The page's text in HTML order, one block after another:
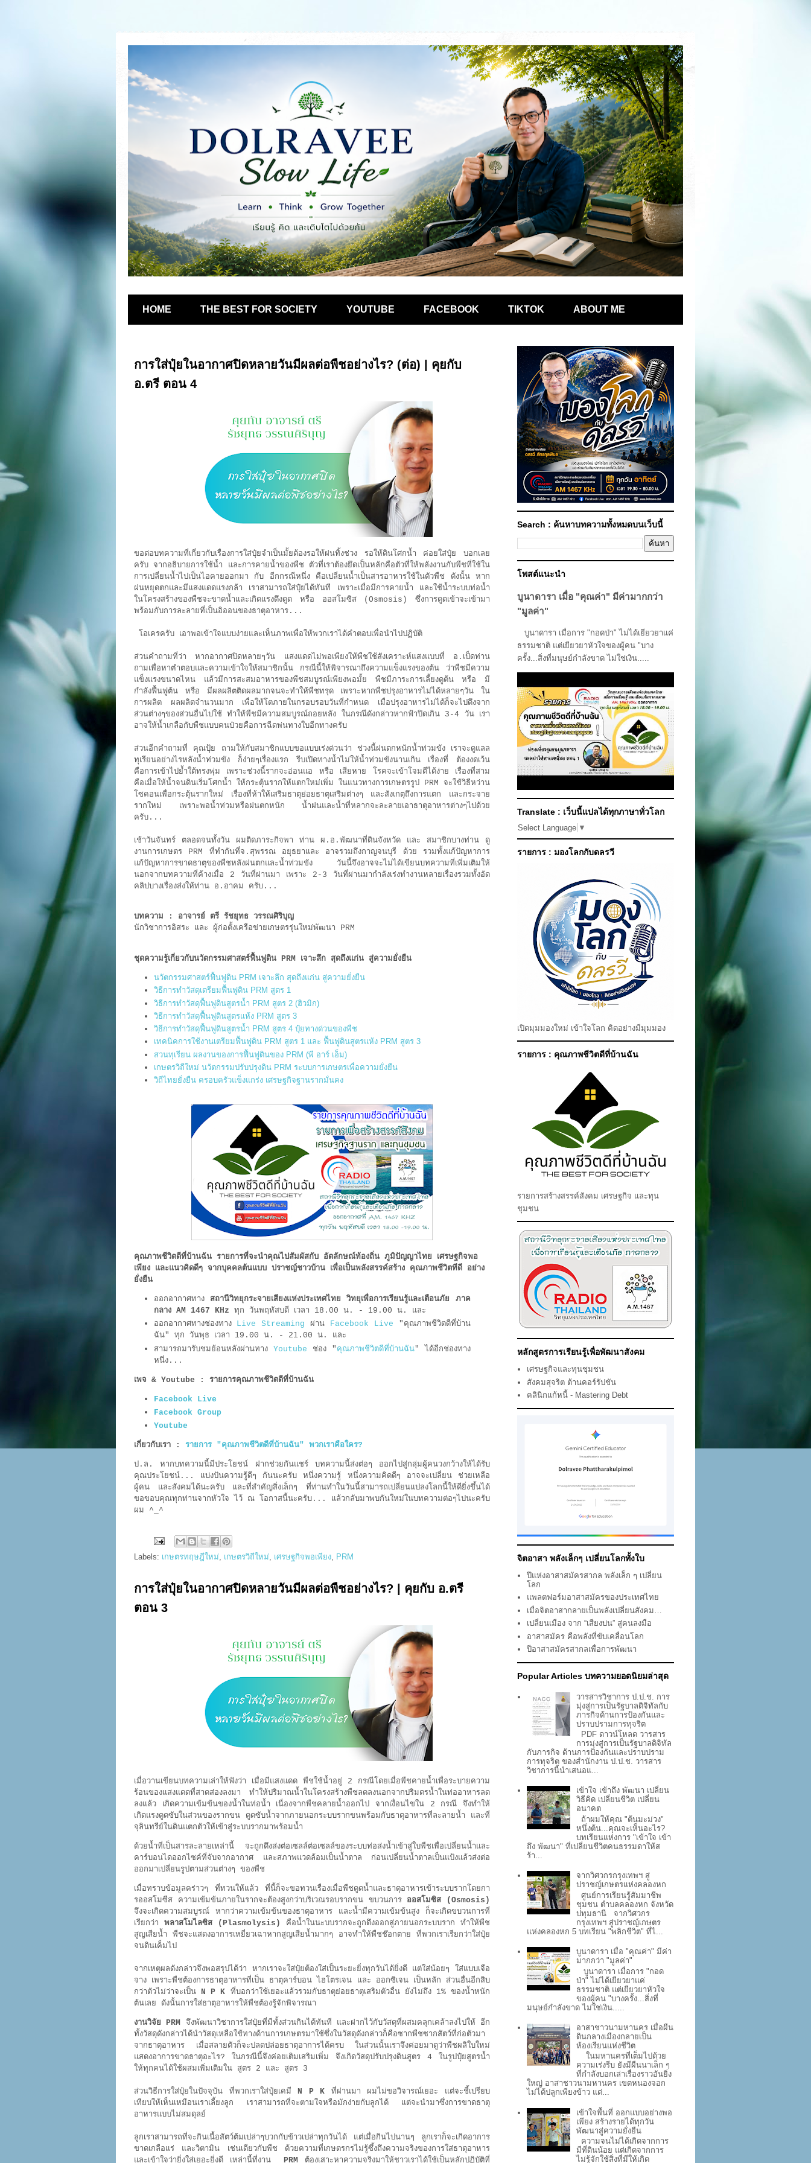
HOME THE BEST FOR SOCIETY YOUTUBE FACEBOOK TIKTOK ABOUT ME
การใส่ปุ๋ยในอากาศปิดหลายวันมีผลต่อพืชอย่างไร? (ต่อ) | คุยกับ
อ.ตรี ตอน 4
ขอต่อบทความที่เกี่ยวกับเรื่องการใส่ปุ๋ยจำเป็นมั้ยต้องรอให้ฝนทิ้งช่วง รอให้ดินโศกน้ำ ค่อยใส่ปุ๋ย บอกเลย
ครับ จากอธิบายการใช้น้ำ และการคายน้ำของพืช ตัวที่เราต้องยึดเป็นหลักคือตัวที่ให้พลังงานกับพืชที่ใช้ใน
การเปลี่ยนน้ำไปเป็นไอคายออกมา กับ อีกกรณีหนึ่ง คือเปลี่ยนน้ำเป็นสารอาหารใช้ในตัวพืช ดังนั้น หาก
ฝนหยุดตกและมีแสงแดดแรงกล้า เราสามารถใส่ปุ๋ยได้ทันที เพราะเมื่อมีการคายน้ำ และใช้น้ำระบบท่อน้ำ
ในโครงสร้างของพืชจะขาดน้ำและเกิดแรงดึงดูด หรือ ออสโมซิส (Osmosis) ซึ่งการดูดเข้าจะเข้ามา
พร้อมกับการละลายที่เป็นอิออนของธาตุอาหาร...
โอเครครับ เอาพอเข้าใจแบบง่ายและเห็นภาพเพื่อให้พวกเราได้คำตอบเพื่อนำไปปฏิบัติ
ส่วนคำถามที่ว่า หากอากาศปิดหลายๆวัน แสงแดดไม่พอเพียงให้พืชใช้สังเคราะห์แสงแบบที่ อ.เป็ดท่าน
ถามเพื่อหาฅำตอบและความเข้าใจให้สมาชิกนั้น กรณีนี้ให้พิจารณาถึงความแข็งแรงของต้น ว่าพืชมีความ
แข็งแรงขนาดไหน แล้วมีการสะสมอาหารของพืชสมบูรณ์เพียงพอมั้ย พืชมีภาระการเลี้ยงดูต้น หรือ มี
กำลังฟื้นฟูต้น หรือ มีผลผลิตติดผลมากจนจะทำให้พืชทรุด เพราะหากพืชปรุงอาหารไม่ได้หลายๆวัน ใน
การผลิต ผลผลิตจำนวนมาก เพื่อให้โตภายในกรอบรอบวันที่กำหนด เมื่อปรุงอาหารไม่ได้ก็จะไปดึงจาก
ส่วนต่างๆของส่วนอื่นไปใช้ ทำให้พืชมีความสมบูรณ์ถอยหลัง ในกรณีดังกล่าวหากฟ้าปิดเกิน 3-4 วัน เรา
อาจให้น้ำเกลือกับพืชแบบคนป๋วยคือการฉีดพ่นทางใบอีกทางครับ
ส่วนอีกคำถามที่ คุณปุ้ย ถามให้กับสมาชิกแบบขอแบบเร่งด่วนว่า ช่วงนี้ฝนตกหนักน้ำท่วมขัง เราจะดูแลล
ทุเรียนอย่างไรหลังน้ำท่วมขัง ก็ง่ายๆเรื่องแรก รีบเปิดทางน้ำไม่ให้น้ำท่วมขังนานเกิน เรื่องที่ ต้องงดเว้น
คือการเข้าไปย้ำใต้ทรงพุ่ม เพราะช่วงนี้รากจะอ่อนแอ หรือ เสียหาย โรคจะเข้าโจมตีได้ง่าย เรื่องที่สาม
คือเมื่อให้น้ำจนดินเริ่มโศกน้ำ ให้กระตุ้นรากให้แตกใหม่เพิ่ม ในแนวทางการเกษตรรูป PRM จะใช้วิธีหว่าน
โซคอนเพื่อกระตุ้นรากใหม่ เรื่องที่ห้าให้เสริมธาตุย่อยธาตุเสริมต่างๆ และสังเกตุถึงการแตก และกระจาย
รากใหม่ เพราะพอน้ำท่วมหรือฝนตกหนัก น้ำฝนและน้ำที่หลากจะละลายเอาธาตุอาหารต่างๆไปด้วย
ครับ...
เช้าวันจันทร์ ตลอดจนทั้งวัน ผมติดภาระกิจพา ท่าน ผ.อ.พัฒนาที่ดินจังหวัด และ สมาชิกบางท่าน ดู
งานการเกษตร PRM ที่ทำกันที่จ.สุพรรณ อยุธยาและ อาจรวมถึงกาญจนบุรี ด้วย รวมทั้งแก้ปัญหาการ
แก้ปัญหาการขาดธาตุของพืชหลังฝนตกและน้ำท่วมขัง วันนี้จึงอาจจะไม่ได้เขียนบทความที่เพิ่มเติมให้
นอกจากบทความที่ค้างเมื่อ 2 วันที่ผ่านมา เพราะ 2-3 วันที่ผ่านมากำลังเร่งทำงานหลายเรื่องรวมทั้งอัด
คลิปบางเรื่องส่งให้ท่าน อ.อาคม ครับ...
บทความ : อาจารย์ ตรี รัชยุทธ วรรณศิริบุญ
นักวิชาการอิสระ และ ผู้ก่อตั้งเครือข่ายเกษตรรุ่นใหม่พัฒนา PRM
ชุดความรู้เกี่ยวกับนวัตกรรมศาสตร์ฟื้นฟูดิน PRM เจาะลึก สุดถึงแก่น สู่ความยั่งยืน
นวัตกรรมศาสตร์ฟื้นฟูดิน PRM เจาะลึก สุดถึงแก่น สู่ความยั่งยืน
วิธีการทำวัสดุเตรียมฟื้นฟูดิน PRM สูตร 1
วิธีการทำวัสดุฟื้นฟูดินสูตรน้ำ PRM สูตร 2 (ฮิวมิก)
วิธีการทำวัสดุฟื้นฟูดินสูตรแห้ง PRM สูตร 3
วิธีการทำวัสดุฟื้นฟูดินสูตรน้ำ PRM สูตร 4 ปุ๋ยทางด่วนของพืช
เทคนิคการใช้งานเตรียมฟื้นฟูดิน PRM สูตร 1 และ ฟื้นฟูดินสูตรแห้ง PRM สูตร 3
สวนทุเรียน ผลงานของการฟื้นฟูดินของ PRM (พี อาร์ เอ็ม)
เกษตรวิถีใหม่ นวัตกรรมปรับปรุงดิน PRM ระบบการเกษตรเพื่อความยั่งยืน
วิถีไทยยั่งยืน ครอบครัวแข็งแกร่ง เศรษฐกิจฐานรากมั่นคง
คุณภาพชีวิตดีที่บ้านฉัน รายการที่จะนำคุณไปสัมผัสกับ อัตลักษณ์ท้องถิ่น ภูมิปัญญาไทย เศรษฐกิจพอ
เพียง และแนวคิดดีๆ จากบุคคลต้นแบบ ปราชญ์ชาวบ้าน เพื่อเป็นพลังสรรค์สร้าง คุณภาพชีวิตทีดี อย่าง
ยั่งยืน
ออกอากาศทาง สถานีวิทยุกระจายเสียงแห่งประเทศไทย วิทยุเพื่อการเรียนรู้และเตือนภัย ภาค
กลาง AM 1467 KHz ทุก วันพฤหัสบดี เวลา 18.00 น. - 19.00 น. และ
ออกอากาศทางช่องทาง Live Streaming ผ่าน Facebook Live "คุณภาพชีวิตดีที่บ้าน
ฉัน" ทุก วันพุธ เวลา 19.00 น. - 21.00 น. และ
สามารถมารับชมย้อนหลังผ่านทาง Youtube ช่อง " คุณภาพชีวิตดีที่บ้านฉัน" ได้อีกช่องทาง
หนึ่ง...
เพจ & Youtube : รายการคุณภาพชีวิตดีที่บ้านฉัน
Facebook Live
Facebook Group
Youtube
เกี่ยวกับเรา : รายการ "คุณภาพชีวิตดีที่บ้านฉัน" พวกเราคือใคร?
ป.ล. หากบทความนี้มีประโยชน์ ฝากช่วยกันแชร์ บทความนี้ส่งต่อๆ ออกไปสู่กลุ่มผู้คนวงกว้างให้ได้รับ
คุณประโยชน์... แบ่งปันความรู้ดีๆ กันนะครับ หนึ่งความรู้ หนึ่งความคิดดีๆ อาจจะเปลี่ยน ช่วยเหลือ
ผู้คน และสังคมได้นะครับ และที่สำคัญสิ่งเล็กๆ ที่ท่านทำในวันนี้สามารถเปลี่ยนแปลงโลกนี้ให้ดียิ่งขึ้นได้
ขอขอบคุณทุกท่านจากหัวใจ ไว้ ณ โอกาสนี้นะครับ... แล้วกลับมาพบกันใหม่ในบทความต่อๆไปนะครับ
ผม ^_^
Labels: เกษตรทฤษฎีใหม่, เกษตรวิถีใหม่, เศรษฐกิจพอเพียง, PRM
การใส่ปุ๋ยในอากาศปิดหลายวันมีผลต่อพืชอย่างไร? | คุยกับ อ.ตรี
ตอน 3
เมื่อวานเขียนบทความเล่าให้ฟังว่า เมื่อมีแสงแดด พืชใช้น้ำอยู่ 2 กรณีโดยเมื่อพืชคายน้ำเพื่อระบายความ
ร้อนของแสงแดดที่สาดส่องลงมา ทำให้ปริมาณน้ำในโครงสร้างพืชลดลงนอกจากปริมตรน้ำในท่ออาหารลด
ลงแล้ว เกิดความเข้มข้นของน้ำในท่อน้ำ เนื่องจากพืชคลายน้ำออกไป จากเงื่อนไขใน 2 กรณี จึงทำให้
เกิดแรงดูดซับในส่วนของรากขน ดูดซับน้ำจากภายนอกระบบรากขนพร้อมกับธาตุอาหารที่ละลายน้ำ และที่
จุลินทรีย์ในดินแตกตัวให้เข้าสู่ระบบรากมาพร้อมน้ำ
ด้วยน้ำที่เป็นสารละลายเหล่านี้ จะถูกดึงส่งต่อเซลล์ต่อเซลล์ของระบบท่อส่งน้ำเข้าสู่ใบพืชเพื่อเปลี่ยนน้ำและ
คาร์บอนไดออกไซค์ที่จับจากอากาศ และสภาพแวดล้อมเป็นน้ำตาล ก่อนเปลี่ยนน้ำตาลเป็นแป้งแล้วส่งต่อ
ออกมาเปลี่ยนรูปตามส่วนต่างๆ ของพืช
เมื่อทราบข้อมูลคร่าวๆ ที่ทวนให้แล้ว ที่นี้ก็จะขอทวนเรื่องเมื่อพืชดูดน้ำและธาตุอาหารเข้าระบบรากโดยกา
รออสโมซีส ความเข้มข้นภายในรากจะต้องสูงกว่าบริเวณรอบรากขน ขบวนการ ออสโมซิส (Osmosis)
จึงจะเกิดความสมบูรณ์ หากว่าความเข้มข้นของธาตุอาหาร และน้ำมีความเข้มข้นสูง ก็จะเกิดขบวนการที่
เรียกว่า พลาสโมไลซิส (Plasmolysis)
คือน้ำในนะบบรากจะถูกดึงออกสู่ภายนอกระบบราก ทำให้พืช
สูญเสียน้ำ พืชจะแสดงอาการเหยี่ยวเฉาหากสูญเสียน้ำมากๆ อาจทำให้พืชช๊อกตาย ที่พวกเราเรียกว่าใส่ปุ๋ย
จนดินเค็มไป
จากเหตุผลดังกล่าวจึงพอสรุปได้ว่า หากเราจะใส่ปุ๋ยต้องใส่เป็นระยะยิ่งทุกวันได้ยิ่งดี แต่ใส่น้อยๆ ใส่แบบเจือ
จาง เพราะพืชต้องการธาตุอาหารที่เป็น ธาตุคาร์บอน ไฮโตรเจน และ ออกซิเจน เป็นหลัก ส่วนอื่นอีกสิบ
กว่าตัวไม่ว่าจะเป็นN P K ที่บอกว่าใช้เยอะแล้วรวมกับธาตุย่อยธาตุเสริมตัวอื่น ยังไม่ถึง 1% ของน้ำหนัก
ต้นเลย ดังนั้นการใส่ธาตุอาหารให้พืชต้องรู้จักพิจารณา
งานวิจัย PRM จึงพัฒนาวิชาการใส่ปุ๋ยที่มีทั้งส่วนกินได้ทันที และฝากไว้กับวัสดุที่ผสมคลุกเคล้าลงไปให้ อีก
ทั้งวัสดุดังกล่าวได้นำวัสดุเหลือใช้ทางด้านการเกษตรมาใช้ซึ่งในวัสดุดังกล่าวก็คือซากพืชซากสัตว์ที่ก่อตัวมา
จากธาตุอาหาร เมื่อสลายตัวก็จะปลดปล่อยธาตุอาการได้ครบ ในส่วนนั้นเราจึงค่อยมาดูว่าพืชผลิใบใหม่
แสดงอาการขาดธาตุอะไร? ในกรณีนี้จึงค่อยเติมเสริมเพิ่ม จึงเกิดวัสดุปรับปรุงดินสูตร 4 ในรูปปุ๋ยสูตรน้ำ
ให้ทุกคนได้ใช้ผสมเพิ่มเติมใน สูตร 2 และ สูตร 3
ส่วนวิธีการใส่ปุ๋ยในปัจจุบัน ที่พวกเราใส่ปุ๋ยเคมีN P K ที่ผ่านมา ผมไม่ขอวิจารณ์เยอะ แต่จะชี้เปรียบ
เทียบให้เห็นเหมือนเราเลี้ยงลูก เราสามารถที่จะตามใจหรือมักง่ายกับลูกได้ แต่จะนำมาซึ่งการขาดธาตุ
อาหารแบบไม่สมดุลย์
ลูกเราสามารถที่จะกินเนื้อสัตว์ต้มเปล่าๆบวกกับข้าวเปล่าทุกวันได้ แต่เมื่อกินไปนานๆ ลูกเราก็จะเกิดอาการ
ขาดเกลือแร่ และวิตามิน เช่นเดียวกับพืช ด้วยความที่เกษตรกรไม่รู้ซึ้งถึงความจริงของการใส่ธาตุอาหาร
และเข้าใจว่ายิ่งใส่เยอะยิ่งดี เหล่านี้ที่งานPRM ต้องเสาะหาความจริงมาให้ชาวเราได้ใช้เป็นหลักปฏิบัติที่
Search : ค้นหาบทความทั้งหมดบนเว็บนี้
โพสต์แนะนำ
บูนาดารา เมื่อ "คุณค่า" มีค่ามากกว่า
"มูลค่า"
บูนาดารา เมื่อการ "กอดป่า" ไม่ได้เยียวยาแค่
ธรรมชาติ แต่เยียวยาหัวใจของผู้คน "บาง
ครั้ง...สิ่งที่มนุษย์กำลังขาด ไม่ใช่เงิน.....
Translate : เว็บนี้แปลได้ทุกภาษาทั่วโลก
Select Language ▼
รายการ : มองโลกกับดลรวี
เปิดมุมมองใหม่ เข้าใจโลก คิดอย่างมีมุมมอง
รายการ : คุณภาพชีวิตดีที่บ้านฉัน
รายการสร้างสรรค์สังคม เศรษฐกิจ และทุน
ชุมชน
หลักสูตรการเรียนรู้เพื่อพัฒนาสังคม
เศรษฐกิจและทุนชุมชน
สังคมสุจริต ต้านคอร์รัปชัน
คลินิกแก้หนี้ - Mastering Debt
จิตอาสา พลังเล็กๆ เปลี่ยนโลกทั้งใบ
ปีแห่งอาสาสมัครสากล พลังเล็ก ๆ เปลี่ยน
โลก
แพลตฟอร์มอาสาสมัครของประเทศไทย
เมื่อจิตอาสากลายเป็นพลังเปลี่ยนสังคม…
เปลี่ยนเมือง จาก “เสียงบ่น” สู่คนลงมือ
อาสาสมัคร คือพลังที่ขับเคลื่อนโลก
ปีอาสาสมัครสากลเพื่อการพัฒนา
Popular Articles บทความยอดนิยมล่าสุด
วารสารวิชาการ ป.ป.ช. การ
มุ่งสู่การเป็นรัฐบาลดิจิทัลกับ
ภารกิจด้านการป้องกันและ
ปราบปรามการทุจริต
PDF ดาวน์โหลด วารสาร
การมุ่งสู่การเป็นรัฐบาลดิจิทัล
กับภารกิจ ด้านการป้องกันและปราบปราม
การทุจริต ของสำนักงาน ป.ป.ช. วารสาร
วิชาการนี้นำเสนอแ...
เข้าใจ เข้าถึง พัฒนา เปลี่ยน
วิธีคิด เปลี่ยนชีวิต เปลี่ยน
อนาคต
ถ้าผมให้คุณ "ต้นมะม่วง"
หนึ่งต้น...คุณจะเห็นอะไร?
บทเรียนแห่งการ "เข้าใจ เข้า
ถึง พัฒนา" ที่เปลี่ยนชีวิตคนธรรมดาให้ส
ร้า...
จากวิศวกรกรุงเทพฯ สู่
ปราชญ์เกษตรแห่งคลองหก
ศูนย์การเรียนรู้สัมมาชีพ
ชุมชน ตำบลคลองหก จังหวัด
ปทุมธานี จากวิศวกร
กรุงเทพฯ สู่ปราชญ์เกษตร
แห่งคลองหก 5 บทเรียน "พลิกชีวิต" ที่ไ...
บูนาดารา เมื่อ "คุณค่า" มีค่า
มากกว่า "มูลค่า"
บูนาดารา เมื่อการ "กอด
ป่า" ไม่ได้เยียวยาแค่
ธรรมชาติ แต่เยียวยาหัวใจ
ของผู้คน "บางครั้ง...สิ่งที่
มนุษย์กำลังขาด ไม่ใช่เงิน.....
อาสาชาวนามหานคร เมื่อผืน
ดินกลางเมืองกลายเป็น
ห้องเรียนแห่งชีวิต
ในมหานครที่เต็มไปด้วย
ความเร่งรีบ ยังมีผืนนาเล็ก ๆ
ที่กำลังบอกเล่าเรื่องราวอันยิ่ง
ใหญ่ อาสาชาวนามหานคร เขตหนองจอก
ไม่ได้ปลูกเพียงข้าว แต่...
เข้าใจพื้นที่ ออกแบบอย่างพอ
เพียง สร้างรายได้ทุกวัน
พัฒนาสู่ความยั่งยืน
ความจนไม่ได้เกิดจากการ
มีที่ดินน้อย แต่เกิดจากการ
ไม่รู้จักใช้สิ่งที่มีให้เกิด